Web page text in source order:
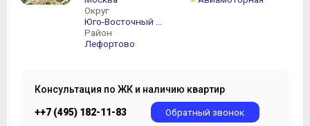
Округ
Район
Лефортово
Консультация по ЖК и наличию квартир
++7 (495) 182-11-83 Обратный звонок